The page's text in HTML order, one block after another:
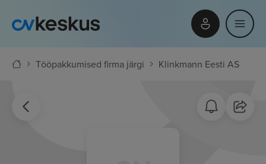
Tööpakkumised firma järgi Klinkmann Eesti AS